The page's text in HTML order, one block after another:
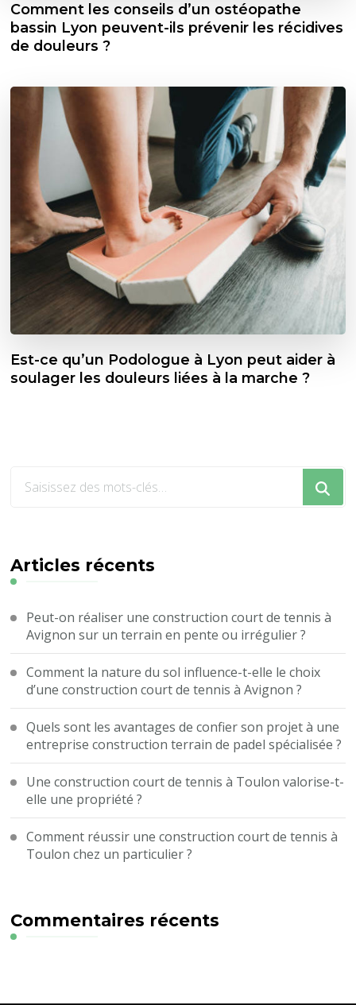
Comment les conseils d’un ostéopathe
bassin Lyon peuvent-ils prévenir les récidives
de douleurs ?
Est-ce qu’un Podologue à Lyon peut aider à
soulager les douleurs liées à la marche ?
?
Articles récents
Peut-on réaliser une construction court de tennis à
Avignon sur un terrain en pente ou irrégulier ?
Comment la nature du sol influence-t-elle le choix
d’une construction court de tennis à Avignon ?
Quels sont les avantages de confier son projet à une
entreprise construction terrain de padel spécialisée ?
Une construction court de tennis à Toulon valorise-t-
elle une propriété ?
Comment réussir une construction court de tennis à
Toulon chez un particulier ?
Commentaires récents